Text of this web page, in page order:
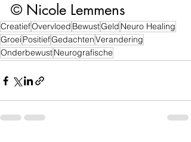
© Nicole Lemmens
CreatiefOvervloed BewustGeld Neuro Healing
Groei PositiefGedachtenVerandering
OnderbewustNeurografische